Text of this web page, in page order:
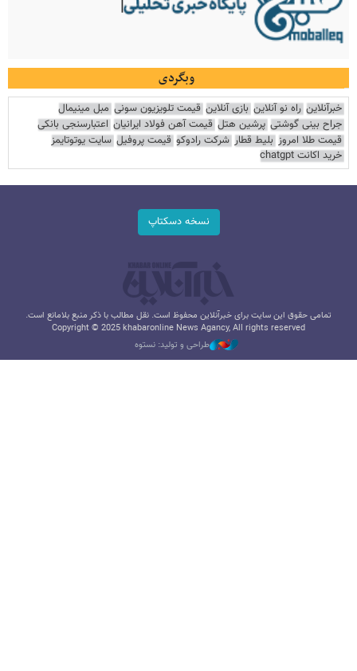
وبگردی
خبرآنلاین راه نو آنلاین بازی آنلاین قیمت تلویزیون سونی مبل مینیمال
جراح بینی گوشتی پرشین هتل قیمت آهن فولاد ایرانیان اعتبارسنجی بانکی
قیمت طلا امروز بلیط قطار شرکت رادوکو قیمت پروفیل سایت یوتوتایمز
خرید اکانت chatgpt
نسخه دسکتاپ
تمامی حقوق این سایت برای خبرآنلاین محفوظ است. نقل مطالب با ذکر منبع بلامانع است.
Copyright © 2025 khabaronline News Agancy, All rights reserved
طراحی و تولید: نستوه